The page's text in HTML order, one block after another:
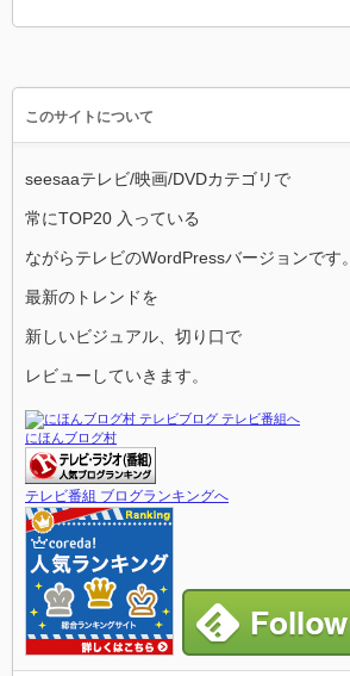
このサイトについて
seesaaテレビ/映画/DVDカテゴリで
常にTOP20 入っている
ながらテレビのWordPressバージョンです。
最新のトレンドを
新しいビジュアル、切り口で
レビューしていきます。
にほんブログ村
テレビ番組 ブログランキングへ